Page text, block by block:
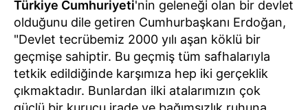
Türkiye Cumhuriyeti'nin geleneği olan bir devlet
olduğunu dile getiren Cumhurbaşkanı Erdoğan,
"Devlet tecrübemiz 2000 yılı aşan köklü bir
geçmişe sahiptir. Bu geçmiş tüm safhalarıyla
tetkik edildiğinde karşımıza hep iki gerçeklik
çıkmaktadır. Bunlardan ilki atalarımızın çok